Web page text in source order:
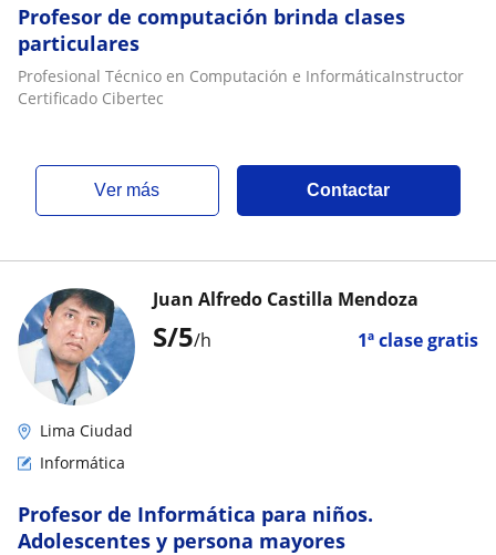
Profesor de computación brinda clases
particulares
Profesional Técnico en Computación e InformáticaInstructor
Certificado Cibertec
ver más Contactar
S/5/h 1ª clase gratis
Juan Alfredo Castilla Mendoza
Lima Ciudad
Informática
Profesor de Informática para niños.
Adolescentes y persona mayores